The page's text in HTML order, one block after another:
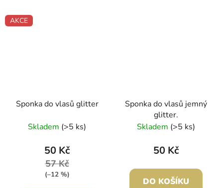
AKCE
Sponka do vlasů glitter
Skladem (>5 ks)
50 Kč
57 Kč
(–12 %)
Sponka do vlasů jemný
glitter.
Skladem (>5 ks)
50 Kč
DO KOŠÍKU